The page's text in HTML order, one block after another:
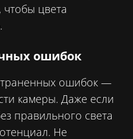
цвета
ошибок
ошибок —
камеры. Даже если
правильного света
Не